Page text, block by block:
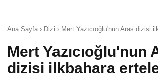
Ana Sayfa › Dizi › Mert Yazıcıoğlu'nun Aras dizisi
Mert Yazıcıoğlu'nun
dizisi ilkbahara